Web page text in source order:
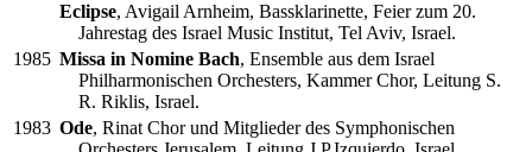
Eclipse, Avigail Arnheim, Bassklarinette, Feier zum 20.
Jahrestag des Israel Music Institut, Tel Aviv, Israel.
1985 Missa in Nomine Bach, Ensemble aus dem Israel
Philharmonischen Orchesters, Kammer Chor, Leitung S.
R. Riklis, Israel.
1983 Ode, Rinat Chor und Mitglieder des Symphonischen